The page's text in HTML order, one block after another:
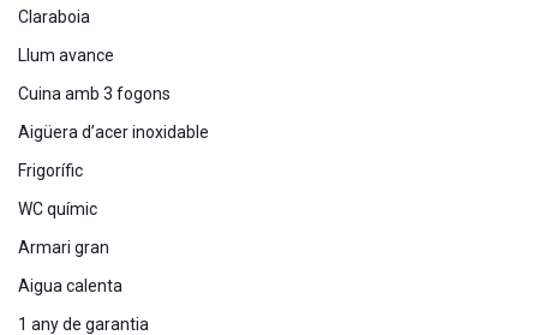
Claraboia
Llum avance
Cuina amb 3 fogons
Aigüera d’acer inoxidable
Frigorífic
WC químic
Armari gran
Aigua calenta
1 any de garantia